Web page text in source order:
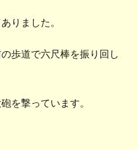
りました。
歩道で六尺棒を振り回し
を撃っています。